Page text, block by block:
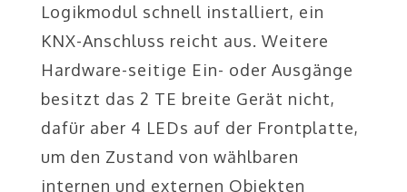
Logikmodul schnell installiert, ein
KNX-Anschluss reicht aus. Weitere
Hardware-seitige Ein- oder Ausgänge
besitzt das 2 TE breite Gerät nicht,
dafür aber 4 LEDs auf der Frontplatte,
um den Zustand von wählbaren
internen und externen Objekten